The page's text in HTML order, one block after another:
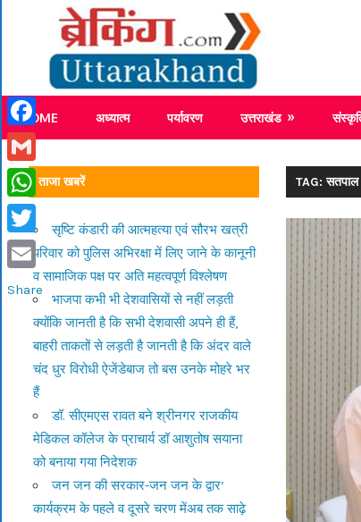
content
Breaking News Uttarakhand
HOME अध्यात्म पर्यावरण उत्तराखंड
TAG: सतपाल
ताजा खबरें
सृष्टि कंडारी की आत्महत्या एवं सौरभ खत्री
परिवार को पुलिस अभिरक्षा में लिए जाने के कानूनी
व सामाजिक पक्ष पर अति महत्वपूर्ण विश्लेषण
भाजपा कभी भी देशवासियों से नहीं लड़ती
क्योंकि जानती है कि सभी देशवासी अपने ही हैं,
बाहरी ताकतों से लड़ती है जानती है कि अंदर वाले
चंद धुर विरोधी ऐजेंडेबाज तो बस उनके मोहरे भर
हैं
डॉ. सीएमएस रावत बने श्रीनगर राजकीय
मेडिकल कॉलेज के प्राचार्य डॉ आशुतोष सयाना
को बनाया गया निदेशक
जन जन की सरकार-जन जन के द्वार’
कार्यक्रम के पहले व दूसरे चरण मेंअब तक साढ़े
Facebook
Gmail
WhatsApp
Twitter
Email
Share